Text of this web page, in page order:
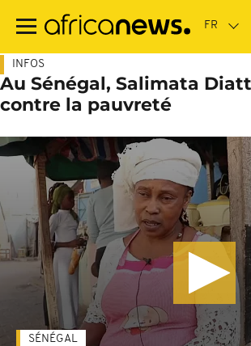
contenu
INFOS
Au Sénégal, Salimata
contre la pauvreté
SÉNÉGAL